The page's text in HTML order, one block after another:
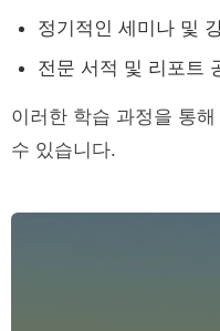
정기적인 세미나 및
전문 서적 및 리포트
이러한 학습 과정을 통
수 있습니다.